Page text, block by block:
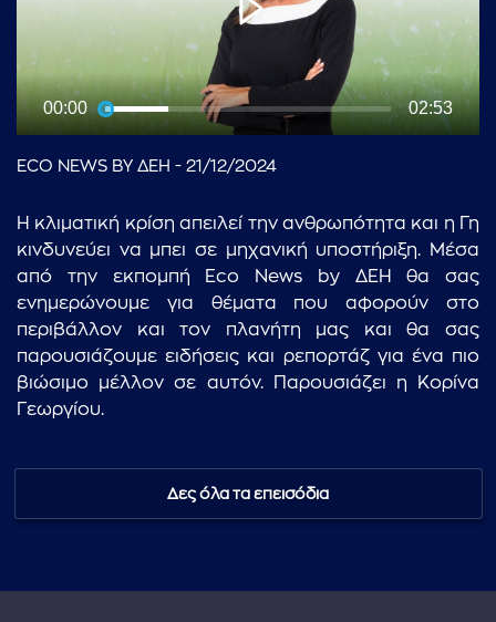
00:00 02:53
ECO NEWS BY ΔΕΗ - 21/12/2024
Η κλιματική κρίση απειλεί την ανθρωπότητα και η Γη
κινδυνεύει να μπει σε μηχανική υποστήριξη. Μέσα
από την εκπομπή Eco News by ΔΕΗ θα σας
ενημερώνουμε για θέματα που αφορούν στο
περιβάλλον και τον πλανήτη μας και θα σας
παρουσιάζουμε ειδήσεις και ρεπορτάζ για ένα πιο
βιώσιμο μέλλον σε αυτόν. Παρουσιάζει η Κορίνα
Γεωργίου.
Δες όλα τα επεισόδια